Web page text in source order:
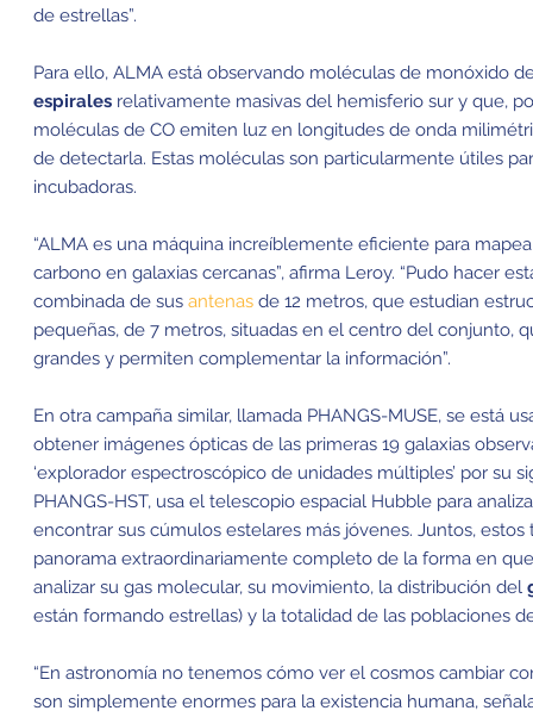
de estrellas”.
Para ello, ALMA está observando moléculas de monóxido
espirales relativamente masivas del hemisferio sur y que,
moléculas de CO emiten luz en longitudes de onda
de detectarla. Estas moléculas son particularmente útiles
incubadoras.
“ALMA es una máquina increíblemente eficiente para
carbono en galaxias cercanas”, afirma Leroy. “Pudo hacer
combinada de sus antenasde 12 metros, que estudian
pequeñas, de 7 metros, situadas en el centro del conjunto,
grandes y permiten complementar la información”.
En otra campaña similar, llamada PHANGS-MUSE, se está
obtener imágenes ópticas de las primeras 19 galaxias
‘explorador espectroscópico de unidades múltiples’ por su
PHANGS-HST, usa el telescopio espacial Hubble para
encontrar sus cúmulos estelares más jóvenes. Juntos,
panorama extraordinariamente completo de la forma en
analizar su gas molecular, su movimiento, la distribución del
están formando estrellas) y la totalidad de las poblaciones
“En astronomía no tenemos cómo ver el cosmos cambiar
son simplemente enormes para la existencia humana,